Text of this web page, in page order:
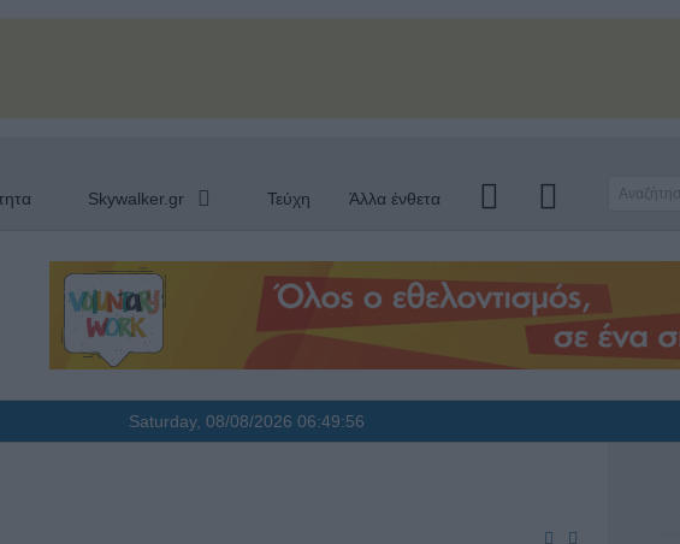
Skywalker.gr Τεύχη Άλλα ένθετα
Saturday, 08/08/2026 06:49:57